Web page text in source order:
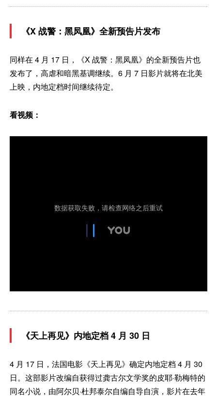
《X 战警：黑凤凰》全新预告片发布
同样在 4 月 17 日，《X 战警：黑凤凰》的全新预告片也
发布了，高虐和暗黑基调继续。6 月 7 日影片就将在北美
上映，内地定档时间继续待定。
看视频：
《天上再见》内地定档 4 月 30 日
4 月 17 日，法国电影《天上再见》确定内地定档 4 月 30
日。这部影片改编自获得过龚古尔文学奖的皮耶·勒梅特的
同名小说，由阿尔贝·杜邦泰尔自编自导自演，影片在去年